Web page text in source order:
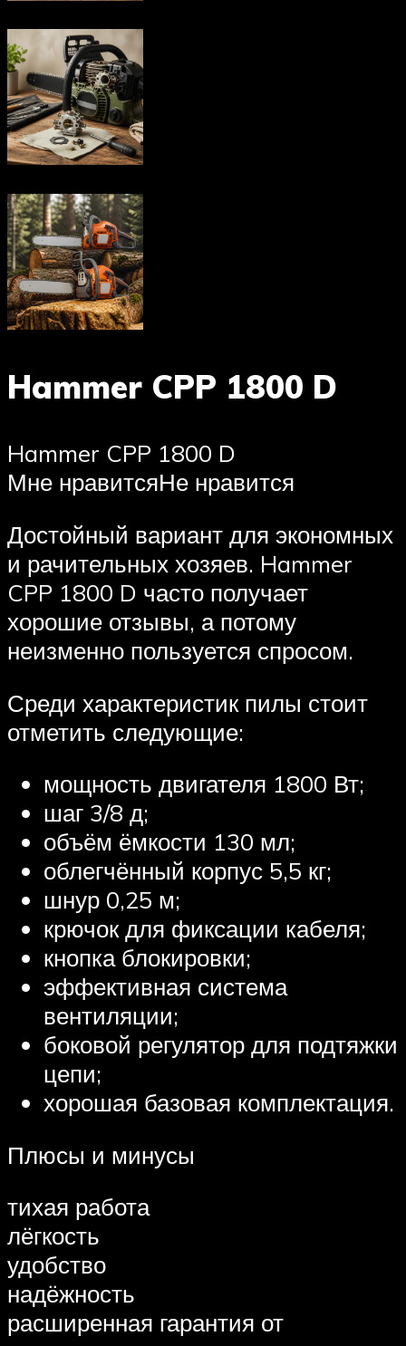
Hammer CPP 1800 D
Hammer CPP 1800 D
Мне нравитсяНе нравится
Достойный вариант для экономных
и рачительных хозяев. Hammer
CPP 1800 D часто получает
хорошие отзывы, а потому
неизменно пользуется спросом.
Среди характеристик пилы стоит
отметить следующие:
мощность двигателя 1800 Вт;
шаг 3/8 д;
объём ёмкости 130 мл;
облегчённый корпус 5,5 кг;
шнур 0,25 м;
крючок для фиксации кабеля;
кнопка блокировки;
эффективная система
вентиляции;
боковой регулятор для подтяжки
цепи;
хорошая базовая комплектация.
Плюсы и минусы
тихая работа
лёгкость
удобство
надёжность
расширенная гарантия от